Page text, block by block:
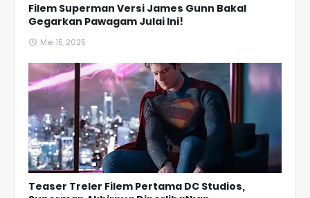
Filem Superman Versi James Gunn Bakal
Gegarkan Pawagam Julai Ini!
Mei 15, 2025
Teaser Treler Filem Pertama DC Studios,